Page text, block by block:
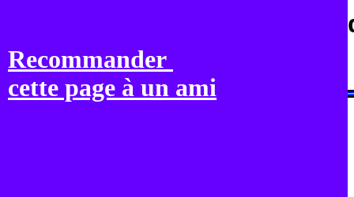
Recommander
cette page à un ami